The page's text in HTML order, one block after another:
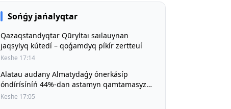
Sońǵy jańalyqtar
Qazaqstandyqtar Qūryltaı saılauynan
jaqsylyq kútedí – qoǵamdyq píkír zertteuí
Keshe 17:14
Alatau audany Almatydaǵy ónerkásíp
óndírísíníń 44%-dan astamyn qamtamasyz
etíp otyr
Keshe 17:05